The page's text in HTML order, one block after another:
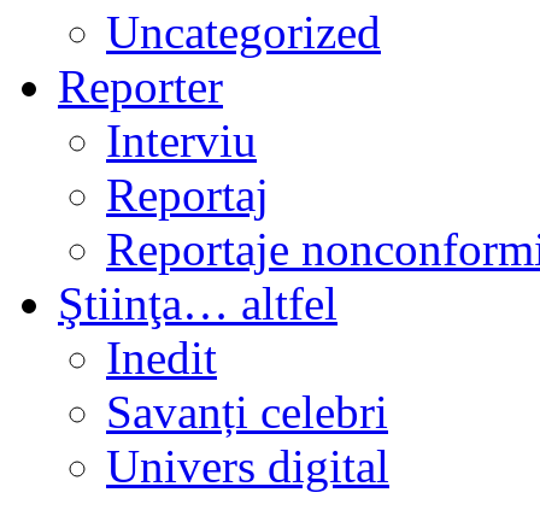
Uncategorized
Reporter
Interviu
Reportaj
Reportaje
Ştiinţa… altfel
Inedit
Savanți celebri
Univers digital